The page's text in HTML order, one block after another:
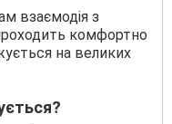
взаємодія з
комфортно
на великих